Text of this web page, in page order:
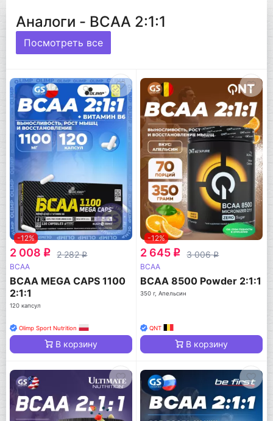
Аналоги - BCAA 2:1:1
Посмотреть все
-12%
2 008 q 2 282q
BCAA
BCAA MEGA CAPS 1100
2:1:1
120 капсул
Olimp Sport Nutrition
В корзину
-12%
2 645 q 3 006q
BCAA
BCAA 8500 Powder 2:1:1
350 г, Апельсин
QNT
В корзину